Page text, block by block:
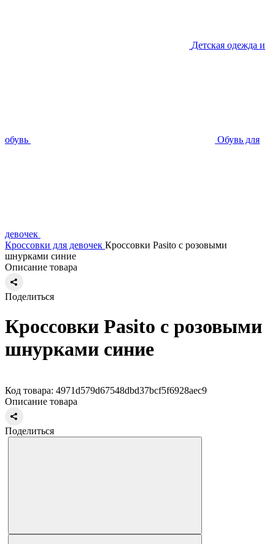
Детская одежда и
обувь Обувь для
девочек
Кроссовки для девочек Кроссовки Pasito с розовыми
шнурками синие
Описание товара
Поделиться
Кроссовки Pasito с розовыми
шнурками синие
Код товара: 4971d579d67548dbd37bcf5f6928aec9
Описание товара
Поделиться